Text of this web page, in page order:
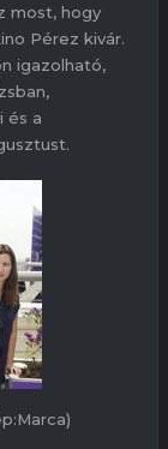
most, hogy
Pérez kivár.
igazolható,
és a